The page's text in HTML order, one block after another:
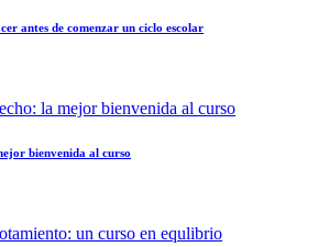
antes de comenzar un ciclo escolar
bienvenida al curso